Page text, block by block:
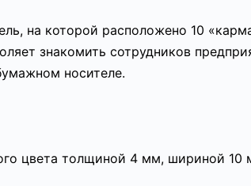
на которой расположено 10
знакомить сотрудников
носителе.
цвета толщиной 4 мм, шириной 10